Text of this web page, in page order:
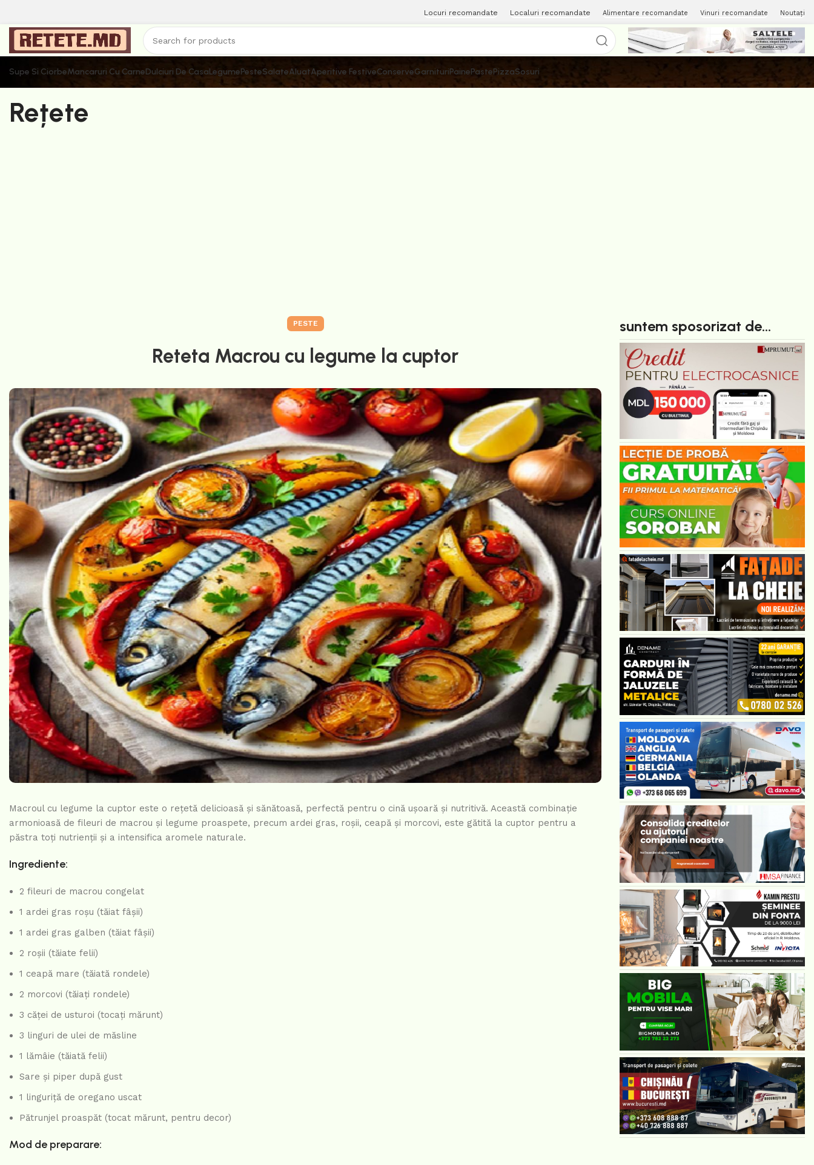
Locuri recomandate Localuri recomandate Alimentare recomandate Vinuri recomandate Noutați
Supe Si CiorbeMancaruri Cu CarneDulciuri De CasaLegumePesteSalateAluatAperitive FestiveConserveGarnituriPainePastePizzaSosuri
Rețete
PESTE
Reteta Macrou cu legume la cuptor
Macroul cu legume la cuptor este o rețetă delicioasă și sănătoasă, perfectă pentru o cină ușoară și nutritivă. Această combinație
armonioasă de fileuri de macrou și legume proaspete, precum ardei gras, roșii, ceapă și morcovi, este gătită la cuptor pentru a
păstra toți nutrienții și a intensifica aromele naturale.
Ingrediente:
2 fileuri de macrou congelat
1 ardei gras roșu (tăiat fâșii)
1 ardei gras galben (tăiat fâșii)
2 roșii (tăiate felii)
1 ceapă mare (tăiată rondele)
2 morcovi (tăiați rondele)
3 căței de usturoi (tocați mărunt)
3 linguri de ulei de măsline
1 lămâie (tăiată felii)
Sare și piper după gust
1 linguriță de oregano uscat
Pătrunjel proaspăt (tocat mărunt, pentru decor)
Mod de preparare:
suntem sposorizat de...